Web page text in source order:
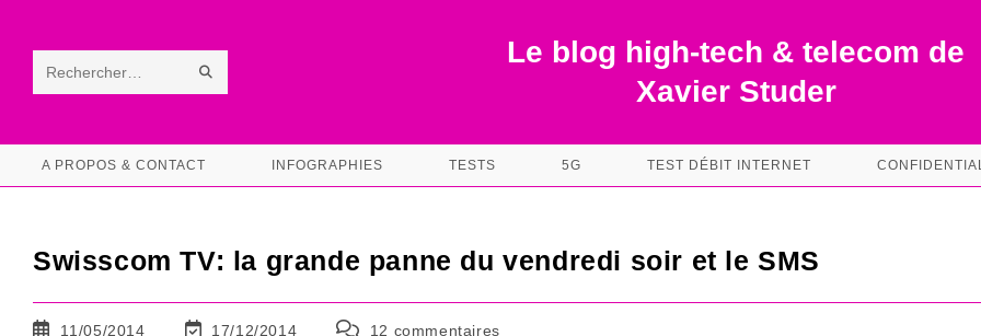
contentRechercher
ce RECHERCHE
Le blog high-tech & telecom de
Xavier Studer
A PROPOS & CONTACT INFOGRAPHIES TESTS 5G TEST DÉBIT INTERNET
Swisscom TV: la grande panne du vendredi soir et le SMS
Publication
11/05/2014
Dernière
17/12/2014
Commentaires
12 commentaires